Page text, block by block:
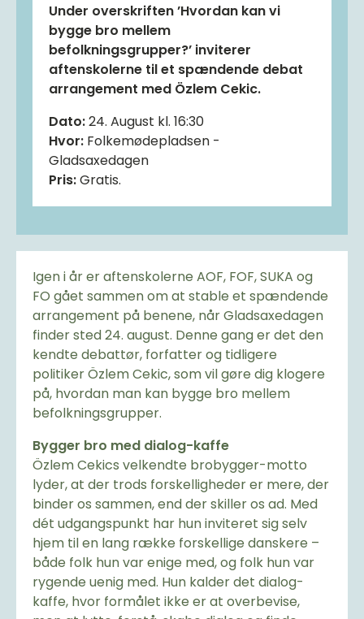
Under overskriften ’Hvordan kan vi
bygge bro mellem
befolkningsgrupper?’ inviterer
aftenskolerne til et spændende debat
arrangement med Özlem Cekic.
Dato:24. August kl. 16:30
Hvor: Folkemødepladsen -
Gladsaxedagen
Pris:Gratis.
Igen i år er aftenskolerne AOF, FOF, SUKA og
FO gået sammen om at stable et spændende
arrangement på benene, når Gladsaxedagen
finder sted 24. august. Denne gang er det den
kendte debattør, forfatter og tidligere
politiker Özlem Cekic, som vil gøre dig klogere
på, hvordan man kan bygge bro mellem
befolkningsgrupper.
Bygger bro med dialog-kaffe
Özlem Cekics velkendte brobygger-motto
lyder, at der trods forskelligheder er mere, der
binder os sammen, end der skiller os ad. Med
dét udgangspunkt har hun inviteret sig selv
hjem til en lang række forskellige danskere –
både folk hun var enige med, og folk hun var
rygende uenig med. Hun kalder det dialog-
kaffe, hvor formålet ikke er at overbevise,